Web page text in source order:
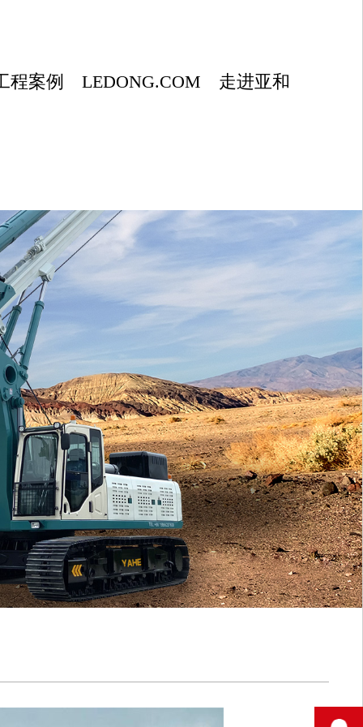
程案例 LEDONG.COM 走进亚和